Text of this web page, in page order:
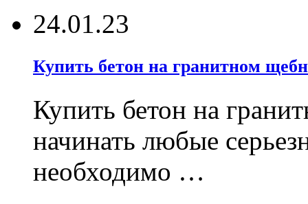
24.01.23
Купить бетон на гранитном
Купить бетон на
начинать любые
необходимо …